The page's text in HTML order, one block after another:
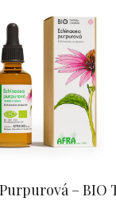
– BIO